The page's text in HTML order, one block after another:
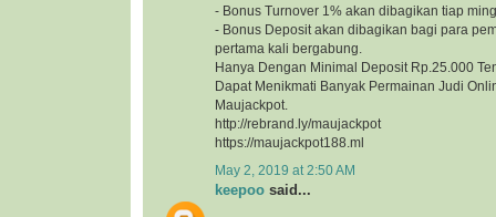
- Bonus Turnover 1% akan dibagikan tiap
- Bonus Deposit akan dibagikan bagi para
pertama kali bergabung.
Hanya Dengan Minimal Deposit Rp.25.000
Dapat Menikmati Banyak Permainan Judi
Maujackpot.
http://rebrand.ly/maujackpot
https://maujackpot188.ml
May 2, 2019 at 2:50 AM
keepoo said...